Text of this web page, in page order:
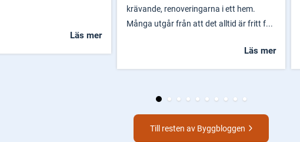
Läs mer
krävande, renoveringarna i ett hem.
Många utgår från att det alltid är fritt f...
Läs mer
Till resten av Byggbloggen